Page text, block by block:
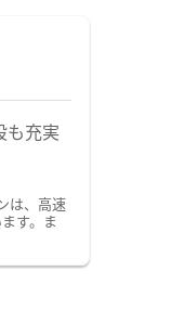
も充実
は、高速
す。ま